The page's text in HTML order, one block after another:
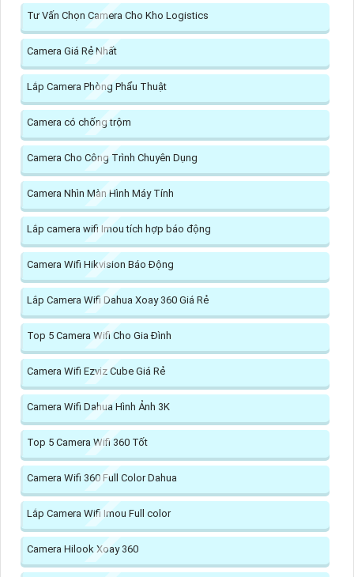
Tư Vấn Chọn Camera Cho Kho Logistics
Camera Giá Rẻ Nhất
Lắp Camera Phòng Phẩu Thuật
Camera có chống trộm
Camera Cho Công Trình Chuyên Dụng
Camera Nhìn Màn Hình Máy Tính
Lắp camera wifi Imou tích hợp báo động
Camera Wifi Hikvision Báo Động
Lắp Camera Wifi Dahua Xoay 360 Giá Rẻ
Top 5 Camera Wifi Cho Gia Đình
Camera Wifi Ezviz Cube Giá Rẻ
Camera Wifi Dahua Hình Ảnh 3K
Top 5 Camera Wifi 360 Tốt
Camera Wifi 360 Full Color Dahua
Lắp Camera Wifi Imou Full color
Camera Hilook Xoay 360